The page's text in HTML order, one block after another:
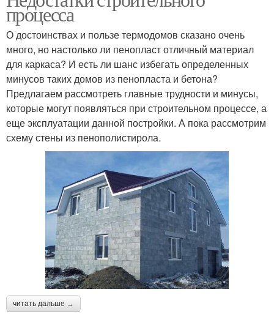
процесса
О достоинствах и пользе термодомов сказано очень
много, но настолько ли пенопласт отличный материал
для каркаса? И есть ли шанс избегать определенных
минусов таких домов из пенопласта и бетона?
Предлагаем рассмотреть главные трудности и минусы,
которые могут появляться при строительном процессе, а
еще эксплуатации данной постройки. А пока рассмотрим
схему стены из пенополистирола.
читать дальше →